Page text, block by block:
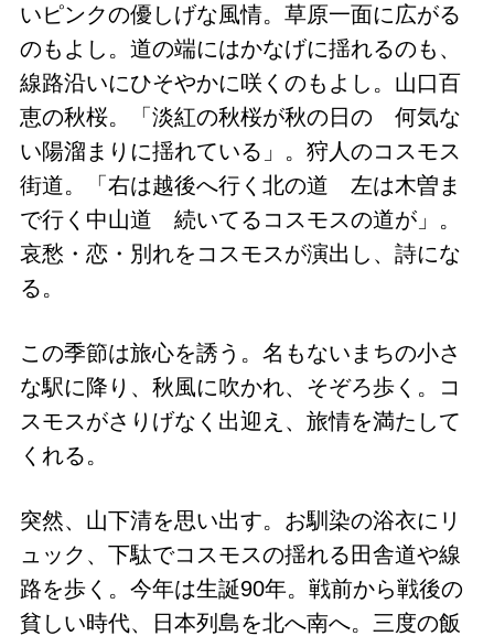
いピンクの優しげな風情。草原一面に広がる
のもよし。道の端にはかなげに揺れるのも、
線路沿いにひそやかに咲くのもよし。山口百
恵の秋桜。「淡紅の秋桜が秋の日の 何気な
い陽溜まりに揺れている」。狩人のコスモス
街道。「右は越後へ行く北の道 左は木曽ま
で行く中山道 続いてるコスモスの道が」。
哀愁・恋・別れをコスモスが演出し、詩にな
る。
この季節は旅心を誘う。名もないまちの小さ
な駅に降り、秋風に吹かれ、そぞろ歩く。コ
スモスがさりげなく出迎え、旅情を満たして
くれる。
突然、山下清を思い出す。お馴染の浴衣にリ
ュック、下駄でコスモスの揺れる田舎道や線
路を歩く。今年は生誕90年。戦前から戦後の
貧しい時代、日本列島を北へ南へ。三度の飯